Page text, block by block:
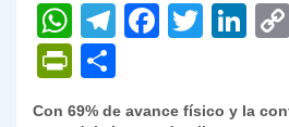
W
h
at
T
F
T
Li
P
ri
Con 69% de avance físico y la